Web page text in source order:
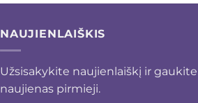
NAUJIENLAIŠKIS
Užsisakykite naujienlaiškį ir gaukite
naujienas pirmieji.